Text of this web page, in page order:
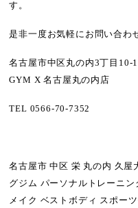
す。
是非一度お気軽にお問い合わ
名古屋市中区丸の内3丁目10-
GYM X 名古屋丸の内店
TEL 0566-70-7352
名古屋市 中区 栄 丸の内 久屋
グジム パーソナルトレーニ
メイク ベストボディ スポー